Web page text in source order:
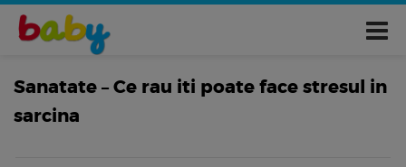
Sanatate – Ce rau iti poate face stresul in
sarcina